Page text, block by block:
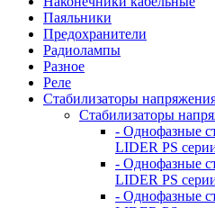
Паяльники
Предохранители
Радиолампы
Разное
Реле
Стабилизаторы
Стабилизаторы
- Однофазные
LIDER PS
- Однофазные
LIDER PS
- Однофазные